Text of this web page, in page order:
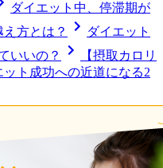
ダイエット中、停滞期が
方とは？
ダイエット
いいの？
【摂取カロリ
ト成功への近道になる2